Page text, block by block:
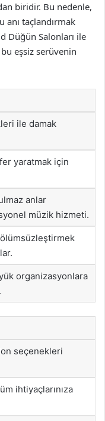
biridir. Bu nedenle,
taçlandırmak
Düğün Salonları ile
eşsiz serüvenin
ile damak
yaratmak için
anlar
müzik hizmeti.
ölümsüzleştirmek
organizasyonlara
seçenekleri
ihtiyaçlarınıza